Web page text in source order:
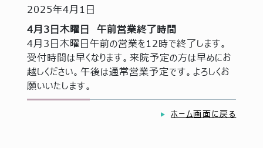
2025年4月1日
4月3日木曜日 午前営業終了時間
4月3日木曜日午前の営業を12時で終了します。
受付時間は早くなります。来院予定の方は早めにお
越しください。午後は通常営業予定です。よろしくお
願いいたします。
ホーム画面に戻る